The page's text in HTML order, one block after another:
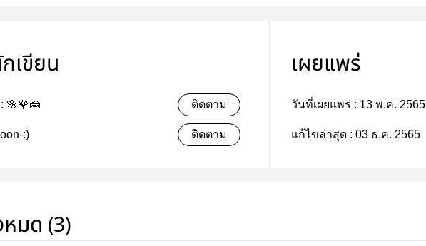
เขียน
🌸🌹🍰 ติดตาม
:) ติดตาม
เผยแพร่
วันที่เผยแพร่ : 13 พ.ค. 2565
แก้ไขล่าสุด : 03 ธ.ค. 2565
มด (3)